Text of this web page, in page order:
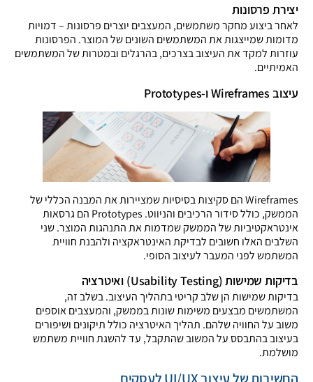
יצירת פרסונות
לאחר ביצוע מחקר משתמשים, המעצבים יוצרים פרסונות – דמויות
מדומות שמייצגות את המשתמשים השונים של המוצר. הפרסונות
עוזרות למקד את העיצוב בצרכים, בהרגלים ובמטרות של המשתמשים
האמיתיים.
עיצוב Wireframes ו-Prototypes
Wireframes הם סקיצות בסיסיות שמציירות את המבנה הכללי של
הממשק, כולל סידור הרכיבים והניווט. Prototypes הם גרסאות
אינטראקטיביות של הממשק שמדמות את התנהגות המוצר. שני
השלבים האלו חשובים לבדיקת האינטראקציה ולהבנת חוויית
המשתמש לפני המעבר לעיצוב הסופי.
בדיקות שמישות (Usability Testing) ואיטרציה
בדיקות שמישות הן שלב קריטי בתהליך העיצוב. בשלב זה,
המשתמשים מבצעים משימות שונות בממשק, והמעצבים אוספים
משוב על החוויה שלהם. תהליך האיטרציה כולל תיקונים ושיפורים
בעיצוב בהתבסס על המשוב שהתקבל, עד להשגת חוויית משתמש
מושלמת.
החשיבות של עיצוב UI/UX לעסקים